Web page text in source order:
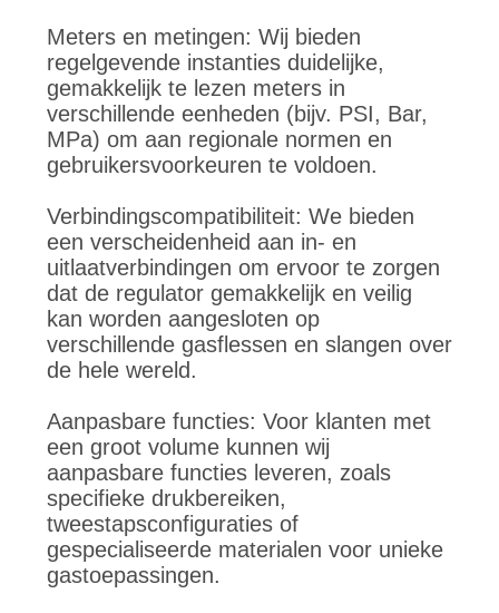
Meters en metingen: Wij bieden
regelgevende instanties duidelijke,
gemakkelijk te lezen meters in
verschillende eenheden (bijv. PSI, Bar,
MPa) om aan regionale normen en
gebruikersvoorkeuren te voldoen.
Verbindingscompatibiliteit: We bieden
een verscheidenheid aan in- en
uitlaatverbindingen om ervoor te zorgen
dat de regulator gemakkelijk en veilig
kan worden aangesloten op
verschillende gasflessen en slangen over
de hele wereld.
Aanpasbare functies: Voor klanten met
een groot volume kunnen wij
aanpasbare functies leveren, zoals
specifieke drukbereiken,
tweestapsconfiguraties of
gespecialiseerde materialen voor unieke
gastoepassingen.